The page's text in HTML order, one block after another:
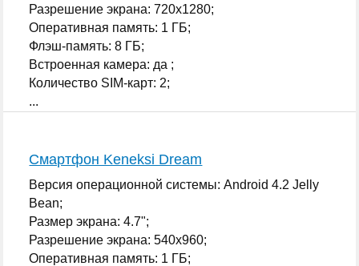
Разрешение экрана: 720x1280;
Оперативная память: 1 ГБ;
Флэш-память: 8 ГБ;
Встроенная камера: да ;
Количество SIM-карт: 2;
...
Смартфон Keneksi Dream
Версия операционной системы: Android 4.2 Jelly
Bean;
Размер экрана: 4.7";
Разрешение экрана: 540x960;
Оперативная память: 1 ГБ;